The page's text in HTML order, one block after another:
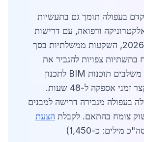
בעפולה תומך גם בתעשיות
ורפואה, עם דרישות
דיוק גבוהות. ב-2026, השקעות ממשלתיות בסך
ש"ח בתשתיות צפויות להגביר את
הביקוש. ספקים משלבים תוכנות BIM לתכנון
מדויק, מה שמקצר זמני אספקה ל-48 שעות.
בעפולה מגבירה דרישה למבנים
צומח בהתאם. לקבלת הצעת
מילים: כ-1,450)